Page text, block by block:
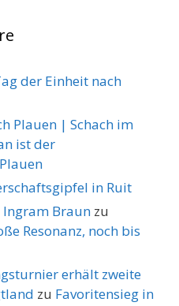
der Einheit nach
Plauen | Schach im
ist der
in Ruit
Ingram Braun zu
Resonanz, noch bis
erhält zweite
zu Favoritensieg in